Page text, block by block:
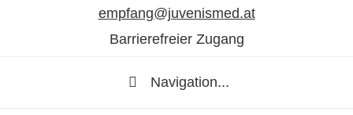
empfang@juvenismed.at
Barrierefreier Zugang
Navigation...